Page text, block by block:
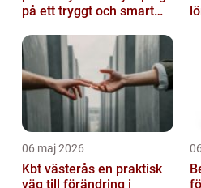
på ett tryggt och smart
06 maj 2026
Kbt västerås en praktisk
väg till förändring i